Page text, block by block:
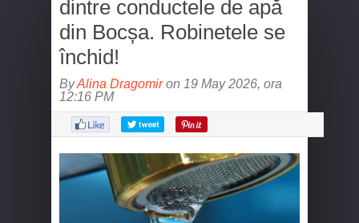
dintre conductele de apă
din Bocșa. Robinetele se
închid!
ByAlina Dragomiron 19 May 2026, ora
12:16 PM